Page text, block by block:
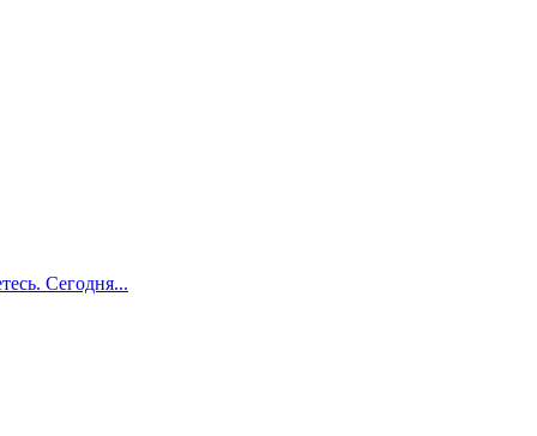
Сегодня...